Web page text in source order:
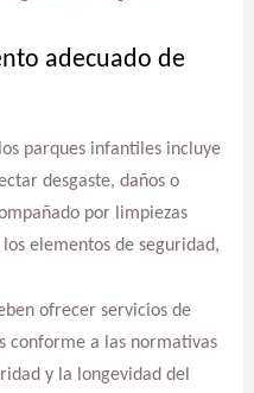
adecuado de
parques infantiles incluye
desgaste, daños o
por limpiezas
elementos de seguridad,
ofrecer servicios de
conforme a las normativas
y la longevidad del